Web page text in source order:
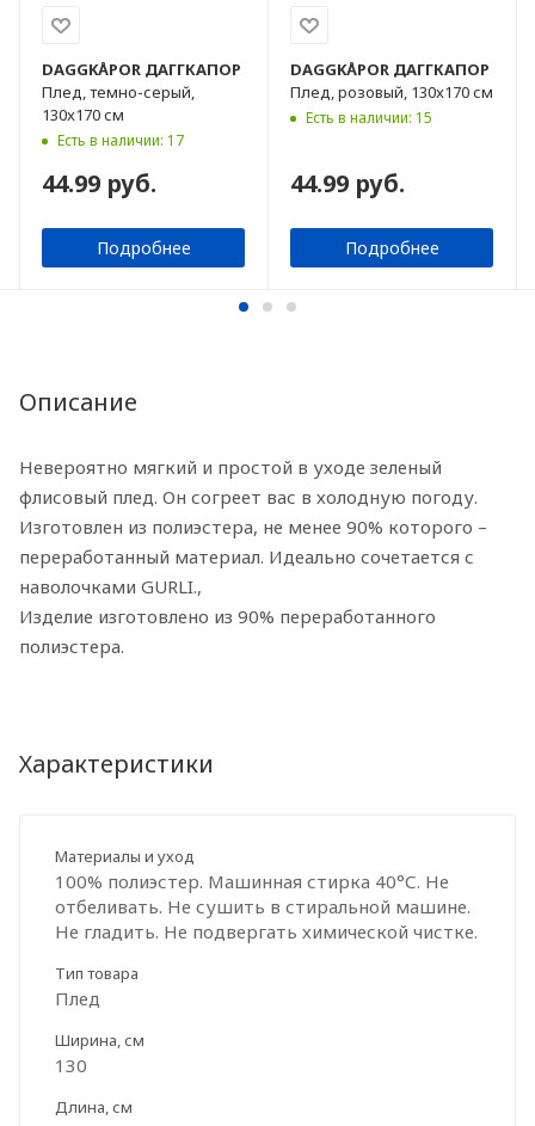
DAGGKÅPOR ДАГГКАПОР
Плед, темно-серый,
130x170 см
Есть в наличии: 17
44.99 руб.
Подробнее
DAGGKÅPOR ДАГГКАПОР
Плед, розовый, 130x170 см
Есть в наличии: 15
44.99 руб.
Подробнее
Описание
Невероятно мягкий и простой в уходе зеленый
флисовый плед. Он согреет вас в холодную погоду.
Изготовлен из полиэстера, не менее 90% которого –
переработанный материал. Идеально сочетается с
наволочками GURLI.,
Изделие изготовлено из 90% переработанного
полиэстера.
Характеристики
Материалы и уход
100% полиэстер. Машинная стирка 40°С. Не
отбеливать. Не сушить в стиральной машине.
Не гладить. Не подвергать химической чистке.
Тип товара
Плед
Ширина, см
130
Длина, см